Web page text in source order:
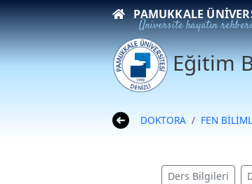
PAMUKKALE
Üniversite hayatın
Eğitim
DOKTORA FEN
Ders Bilgileri